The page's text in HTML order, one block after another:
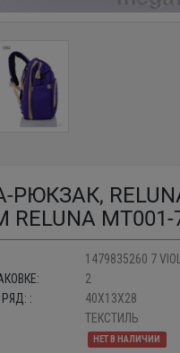
MT001-
1479835260 7
2
:
40X13X28
ТЕКСТИЛЬ
НЕТ В НАЛИЧИИ